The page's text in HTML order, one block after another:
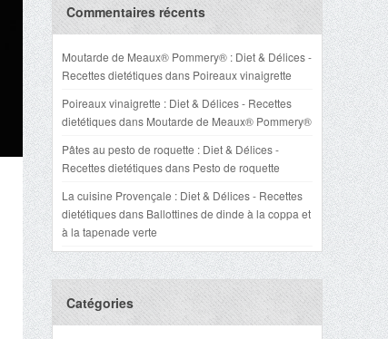
Commentaires récents
Moutarde de Meaux® Pommery® : Diet & Délices -
Recettes dietétiquesdans Poireaux vinaigrette
Poireaux vinaigrette : Diet & Délices - Recettes
dietétiquesdans Moutarde de Meaux® Pommery®
Pâtes au pesto de roquette : Diet & Délices -
Recettes dietétiquesdans Pesto de roquette
La cuisine Provençale : Diet & Délices - Recettes
dietétiquesdans Ballottines de dinde à la coppa et
à la tapenade verte
Catégories